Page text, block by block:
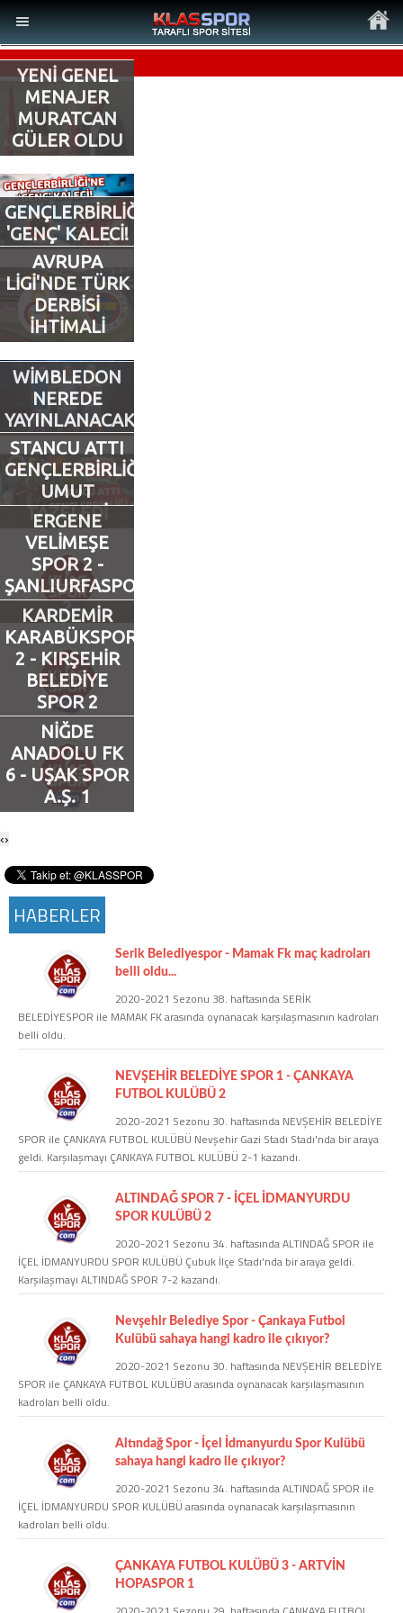
MENÜ
Ana Sayfa
Son Dakika Haberler
Foto Galeri
Video Galeri
Ankara Takımları
Futbol
Basketbol
Voleybol
Hentbol
Bisiklet
Diğer Sporlar
Sosyal Medya
Facebook
Google Plus
Instagram
Hakkımızda
Künye
İletişim
Web Sürüme Geç
YENİ GENEL
MENAJER
MURATCAN
GÜLER OLDU
GENÇLERBİRLİĞİ’NE
'GENÇ' KALECİ!
AVRUPA
LİGİ'NDE TÜRK
DERBİSİ
İHTİMALİ
WİMBLEDON
NEREDE
YAYINLANACAK?
STANCU ATTI
GENÇLERBİRLİĞİ
UMUT
TAZELEDİ
ERGENE
VELİMEŞE
SPOR 2 -
ŞANLIURFASPOR
2
KARDEMİR
KARABÜKSPOR
2 - KIRŞEHİR
BELEDİYE
SPOR 2
NİĞDE
ANADOLU FK
6 - UŞAK SPOR
A.Ş. 1
‹›
HABERLER
Serik Belediyespor - Mamak Fk maç kadroları
belli oldu...
2020-2021 Sezonu 38. haftasında SERİK
BELEDİYESPOR ile MAMAK FK arasında oynanacak karşılaşmasının kadroları
belli oldu.
NEVŞEHİR BELEDİYE SPOR 1 - ÇANKAYA
FUTBOL KULÜBÜ 2
2020-2021 Sezonu 30. haftasında NEVŞEHİR BELEDİYE
SPOR ile ÇANKAYA FUTBOL KULÜBÜ Nevşehir Gazi Stadı Stadı'nda bir araya
geldi. Karşılaşmayı ÇANKAYA FUTBOL KULÜBÜ 2-1 kazandı.
ALTINDAĞ SPOR 7 - İÇEL İDMANYURDU
SPOR KULÜBÜ 2
2020-2021 Sezonu 34. haftasında ALTINDAĞ SPOR ile
İÇEL İDMANYURDU SPOR KULÜBÜ Çubuk İlçe Stadı'nda bir araya geldi.
Karşılaşmayı ALTINDAĞ SPOR 7-2 kazandı.
Nevşehir Belediye Spor - Çankaya Futbol
Kulübü sahaya hangi kadro ile çıkıyor?
2020-2021 Sezonu 30. haftasında NEVŞEHİR BELEDİYE
SPOR ile ÇANKAYA FUTBOL KULÜBÜ arasında oynanacak karşılaşmasının
kadroları belli oldu.
Altındağ Spor - İçel İdmanyurdu Spor Kulübü
sahaya hangi kadro ile çıkıyor?
2020-2021 Sezonu 34. haftasında ALTINDAĞ SPOR ile
İÇEL İDMANYURDU SPOR KULÜBÜ arasında oynanacak karşılaşmasının
kadroları belli oldu.
ÇANKAYA FUTBOL KULÜBÜ 3 - ARTVİN
HOPASPOR 1